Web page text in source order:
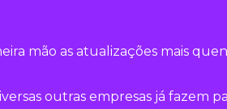
mão as atualizações mais
outras empresas já fazem